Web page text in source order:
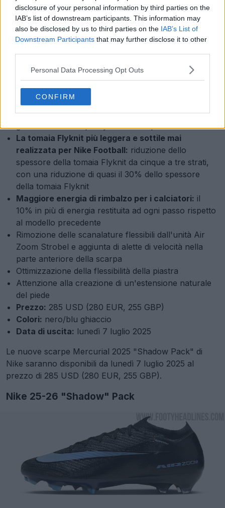
disclosure of your personal information by third parties on the
IAB’s list of downstream participants. This information may
also be disclosed by us to third parties on the IAB’s List of
Downstream Participants that may further disclose it to other
Personal Data Processing Opt Outs
CONFIRM
Nike Mercurial 2025 "Shadow" -
Caratteristiche
16a generazione di Nike Mercurial- 10a
generazione di Superfly e 16a di Vapor
La tomaia Flyknit più leggera e sottile mai
realizzata per Nike Football: riduzione dello
spessore della tomaia Flyknit da cinque a tre strati,
con una riduzione di quasi il 30% dello spessore
della tomaia Flyknit
Maggiore energia di rimbalzo per i calciatori: il
10% in più di energia restituita ad ogni passo rispetto
al modello precedente
Rimozione delle scanalature flessibili dall'unità Air
Zoom Strobel e aggiunta di alette di velocità nella
parte anteriore della scarpa
Ottimizzazione della flessibilità della piastra
Attenzione alla creazione di un'estensione naturale
del piede
Prezzo: 285 USD (280 EUR, 255 GBP)
Colori: nero/blu ghiaccio
Data di uscita: lunedì 7 luglio 2025
Le nuove scarpe Mercurial 2025 "Shadow Pack" di
Nike saranno disponibili da lunedì 7 luglio 2025 al
prezzo di 285 USD (280 EUR, 255 GBP).
Nike 25-26 "Shadow" Pack